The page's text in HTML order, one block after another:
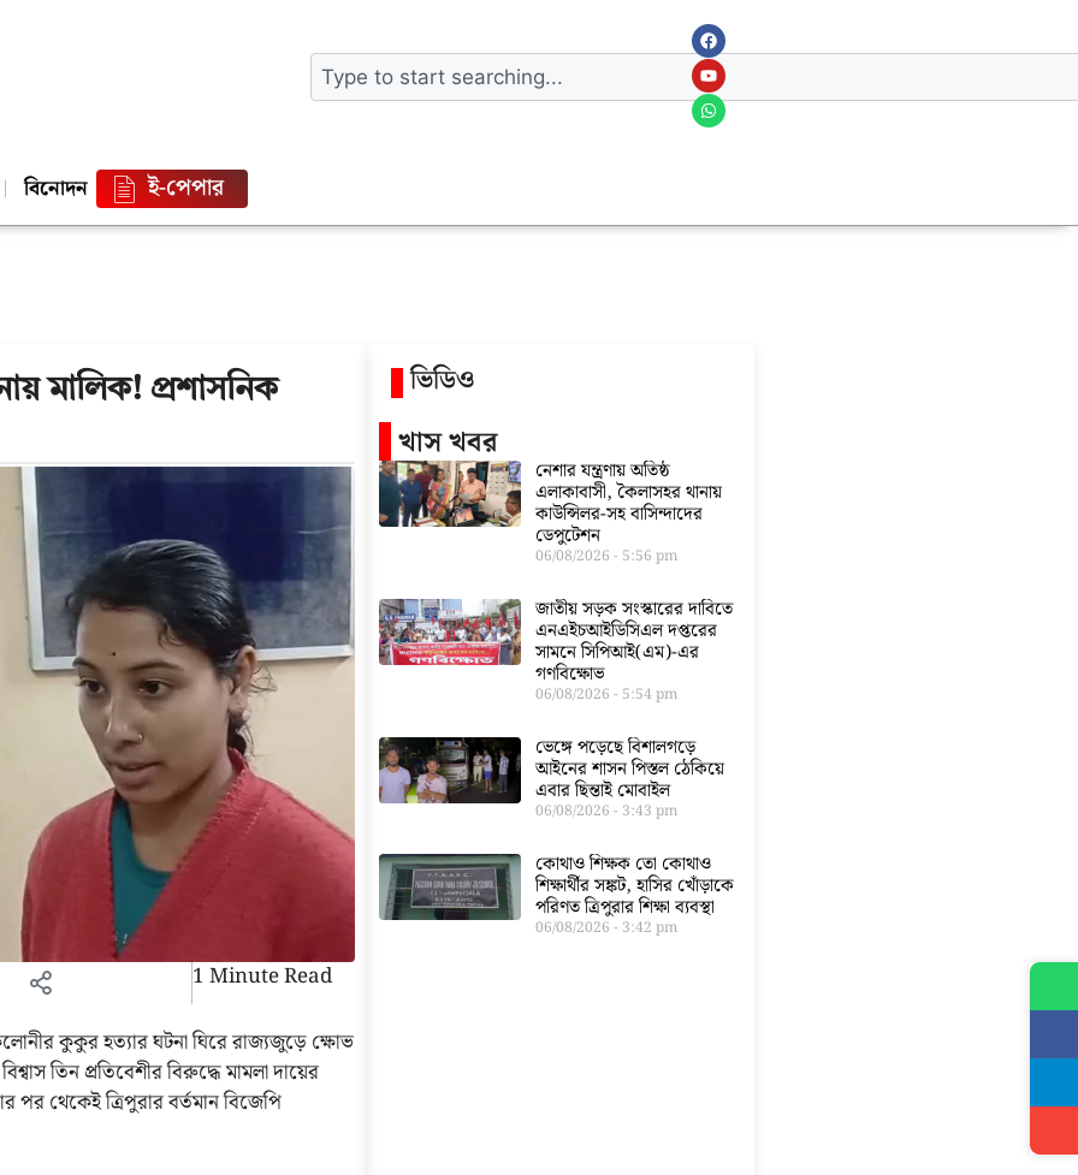
বিনোদন ই-পেপার
মালিক! প্রশাসনিক
1 Minute Read
কুকুর হত্যার ঘটনা ঘিরে রাজ্যজুড়ে ক্ষোভ
তিন প্রতিবেশীর বিরুদ্ধে মামলা দায়ের
থেকেই ত্রিপুরার বর্তমান বিজেপি
ভিডিও
খাস খবর
নেশার যন্ত্রণায় অতিষ্ঠ
এলাকাবাসী, কৈলাসহর থানায়
কাউন্সিলর-সহ বাসিন্দাদের
ডেপুটেশন
06/08/2026 5:56 pm
জাতীয় সড়ক সংস্কারের দাবিতে
এনএইচআইডিসিএল দপ্তরের
সামনে সিপিআই(এম)-এর
গণবিক্ষোভ
06/08/2026 5:54 pm
ভেঙ্গে পড়েছে বিশালগড়ে
আইনের শাসন পিস্তল ঠেকিয়ে
এবার ছিন্তাই মোবাইল
06/08/2026 3:43 pm
কোথাও শিক্ষক তো কোথাও
শিক্ষার্থীর সঙ্কট, হাসির খোঁড়াকে
পরিণত ত্রিপুরার শিক্ষা ব্যবস্থা
06/08/2026 3:42 pm